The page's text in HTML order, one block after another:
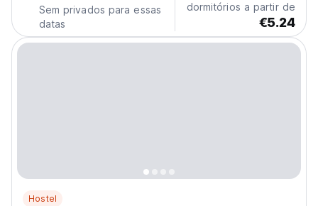
Sem privados para essas
datas
dormitórios a partir de
€5.24
Hostel